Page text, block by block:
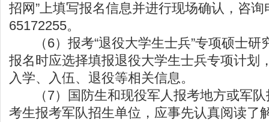
招网”上填写报名信息并进行现场确认，咨
65172255。
（6）报考“退役大学生士兵”专项硕士研
报名时应选择填报退役大学生士兵专项计划
入学、入伍、退役等相关信息。
（7）国防生和现役军人报考地方或军队
考生报考军队招生单位，应事先认真阅读了